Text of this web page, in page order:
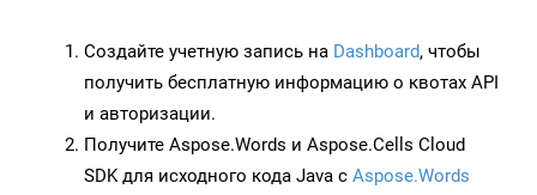
Создайте учетную запись на Dashboard, чтобы
получить бесплатную информацию о квотах API
и авторизации.
Получите Aspose.Words и Aspose.Cells Cloud
SDK для исходного кода Java с Aspose.Words